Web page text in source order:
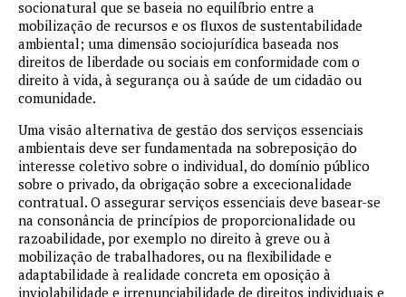
socionatural que se baseia no equilíbrio entre a
mobilização de recursos e os fluxos de sustentabilidade
ambiental; uma dimensão sociojurídica baseada nos
direitos de liberdade ou sociais em conformidade com o
direito à vida, à segurança ou à saúde de um cidadão ou
comunidade.
Uma visão alternativa de gestão dos serviços essenciais
ambientais deve ser fundamentada na sobreposição do
interesse coletivo sobre o individual, do domínio público
sobre o privado, da obrigação sobre a excecionalidade
contratual. O assegurar serviços essenciais deve basear-se
na consonância de princípios de proporcionalidade ou
razoabilidade, por exemplo no direito à greve ou à
mobilização de trabalhadores, ou na flexibilidade e
adaptabilidade à realidade concreta em oposição à
inviolabilidade e irrenunciabilidade de direitos individuais e